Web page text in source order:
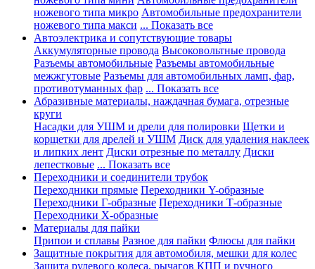
ножевого типа микро Автомобильные предохранители
ножевого типа макси ... Показать все
Автоэлектрика и сопутствующие товары
Аккумуляторные провода Высоковольтные провода
Разъемы автомобильные Разъемы автомобильные
межжгутовые Разъемы для автомобильных ламп, фар,
противотуманных фар ... Показать все
Абразивные материалы, наждачная бумага, отрезные
круги
Насадки для УШМ и дрели для полировки Щетки и
корщетки для дрелей и УШМ Диск для удаления наклеек
и липких лент Диски отрезные по металлу Диски
лепестковые ... Показать все
Переходники и соединители трубок
Переходники прямые Переходники Y-образные
Переходники Г-образные Переходники Т-образные
Переходники Х-образные
Материалы для пайки
Припои и сплавы Разное для пайки Флюсы для пайки
Защитные покрытия для автомобиля, мешки для колес
Защита рулевого колеса, рычагов КПП и ручного